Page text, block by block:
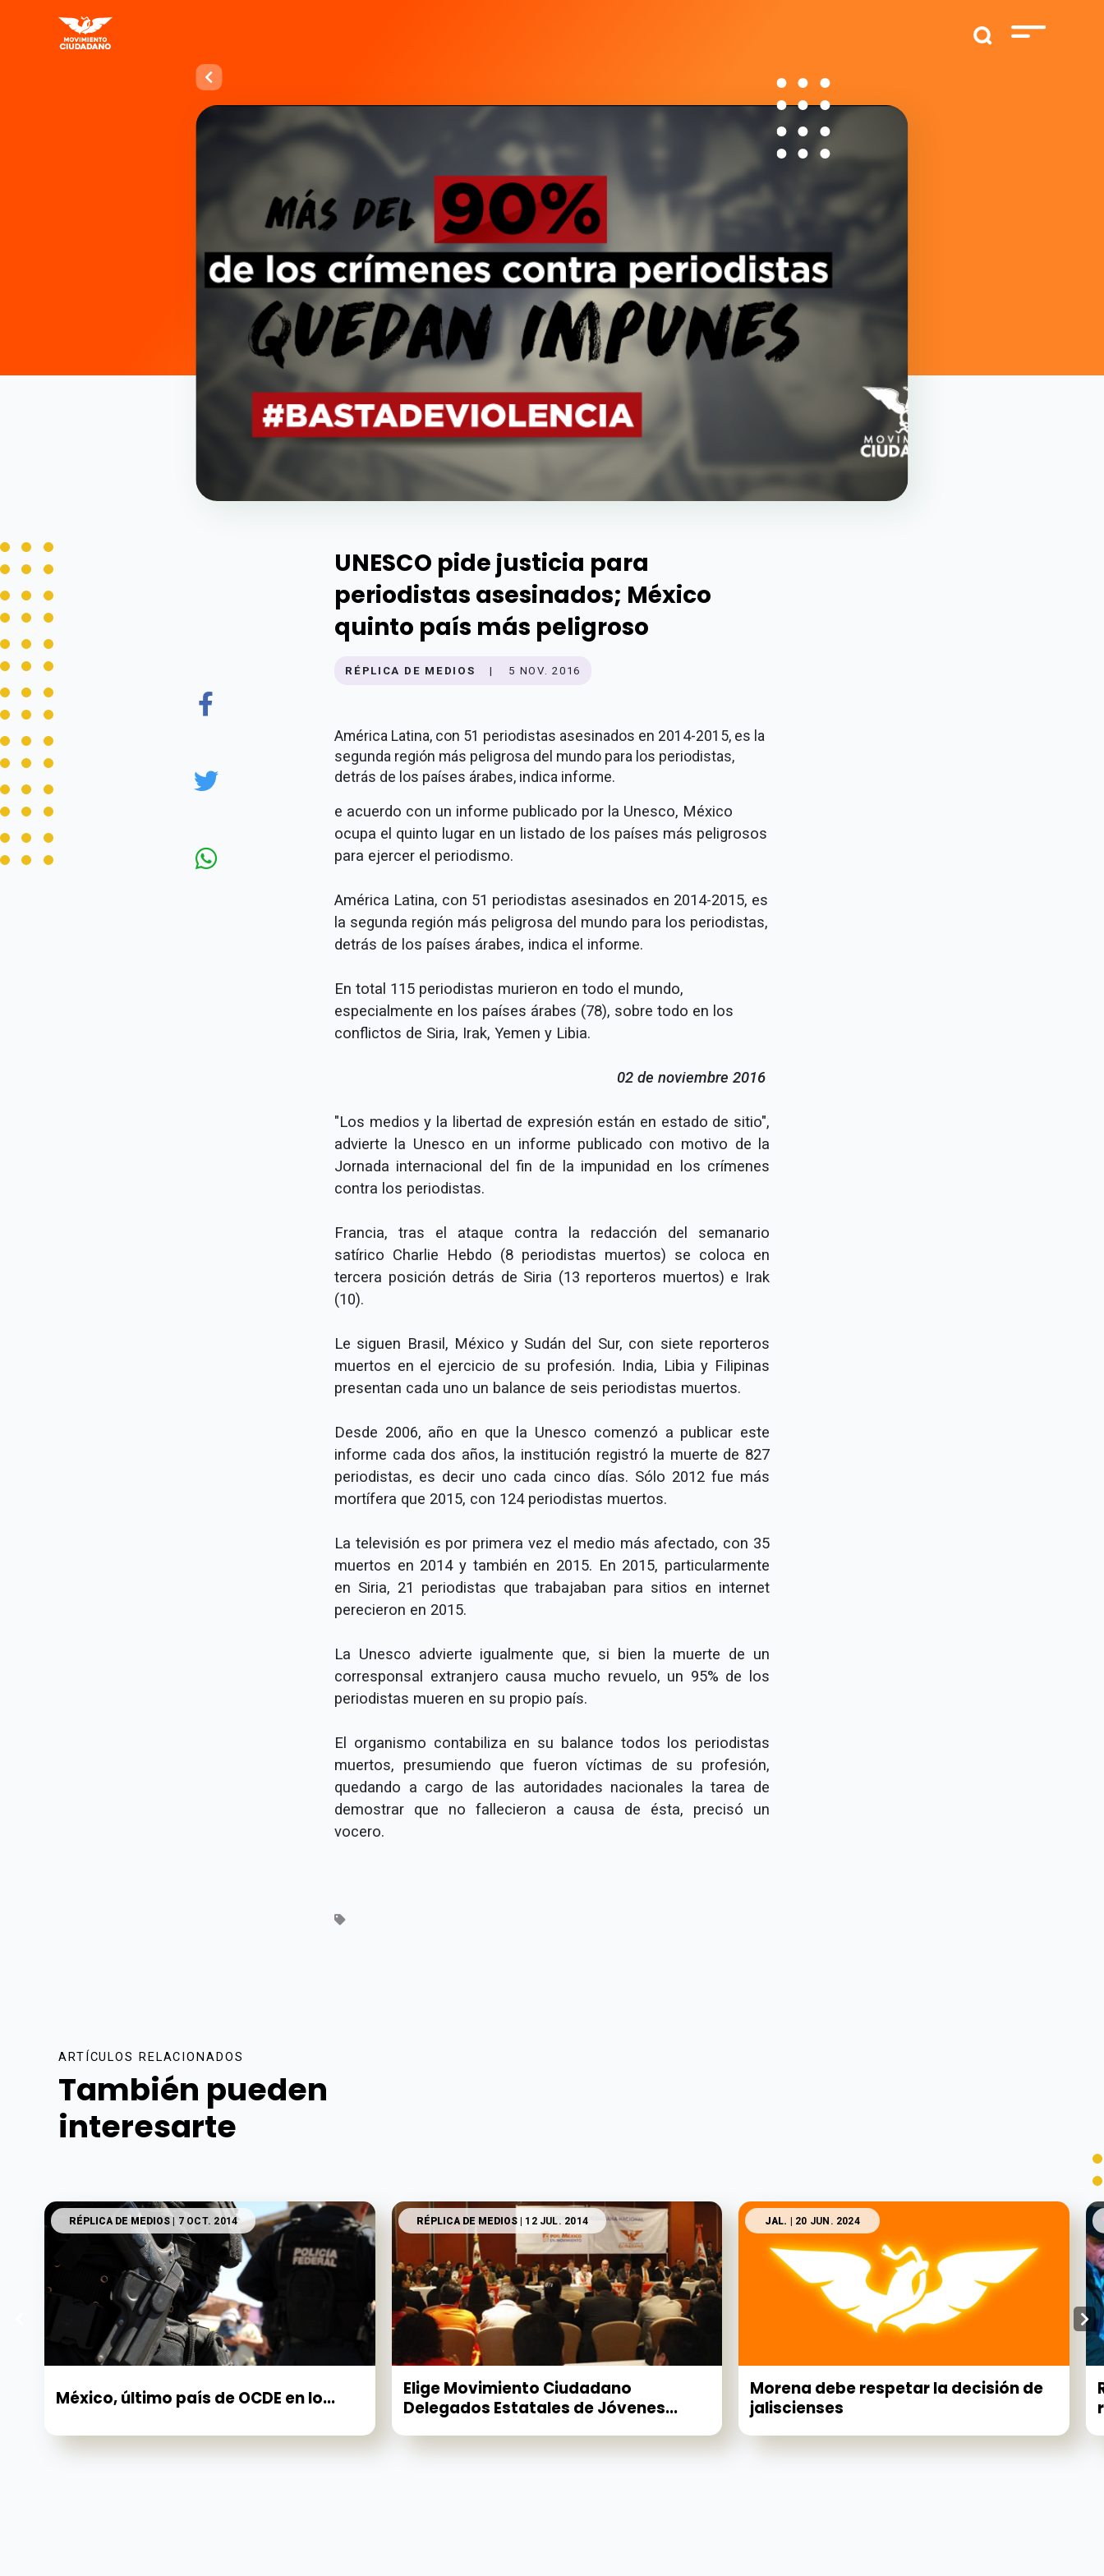
UNESCO pide justicia para
periodistas asesinados; México
quinto país más peligroso
RÉPLICA DE MEDIOS | 5 NOV. 2016
América Latina, con 51 periodistas asesinados en 2014-2015, es la
segunda región más peligrosa del mundo para los periodistas,
detrás de los países árabes, indica informe.
e acuerdo con un informe publicado por la Unesco, México
ocupa el quinto lugar en un listado de los países más peligrosos
para ejercer el periodismo.
América Latina, con 51 periodistas asesinados en 2014-2015, es
la segunda región más peligrosa del mundo para los periodistas,
detrás de los países árabes, indica el informe.
En total 115 periodistas murieron en todo el mundo,
especialmente en los países árabes (78), sobre todo en los
conflictos de Siria, Irak, Yemen y Libia.
02 de noviembre 2016
"Los medios y la libertad de expresión están en estado de sitio",
advierte la Unesco en un informe publicado con motivo de la
Jornada internacional del fin de la impunidad en los crímenes
contra los periodistas.
Francia, tras el ataque contra la redacción del semanario
satírico Charlie Hebdo (8 periodistas muertos) se coloca en
tercera posición detrás de Siria (13 reporteros muertos) e Irak
(10).
Le siguen Brasil, México y Sudán del Sur, con siete reporteros
muertos en el ejercicio de su profesión. India, Libia y Filipinas
presentan cada uno un balance de seis periodistas muertos.
Desde 2006, año en que la Unesco comenzó a publicar este
informe cada dos años, la institución registró la muerte de 827
periodistas, es decir uno cada cinco días. Sólo 2012 fue más
mortífera que 2015, con 124 periodistas muertos.
La televisión es por primera vez el medio más afectado, con 35
muertos en 2014 y también en 2015. En 2015, particularmente
en Siria, 21 periodistas que trabajaban para sitios en internet
perecieron en 2015.
La Unesco advierte igualmente que, si bien la muerte de un
corresponsal extranjero causa mucho revuelo, un 95% de los
periodistas mueren en su propio país.
El organismo contabiliza en su balance todos los periodistas
muertos, presumiendo que fueron víctimas de su profesión,
quedando a cargo de las autoridades nacionales la tarea de
demostrar que no fallecieron a causa de ésta, precisó un
vocero.
ARTÍCULOS RELACIONADOS
También pueden
interesarte
RÉPLICA DE MEDIOS | 7 OCT. 2014
México, último país de OCDE en lo...
RÉPLICA DE MEDIOS| 12 JUL. 2014
Elige Movimiento Ciudadano
Delegados Estatales de Jóvenes...
JAL. | 20 JUN. 2024
Morena debe respetar la decisión de
jaliscienses